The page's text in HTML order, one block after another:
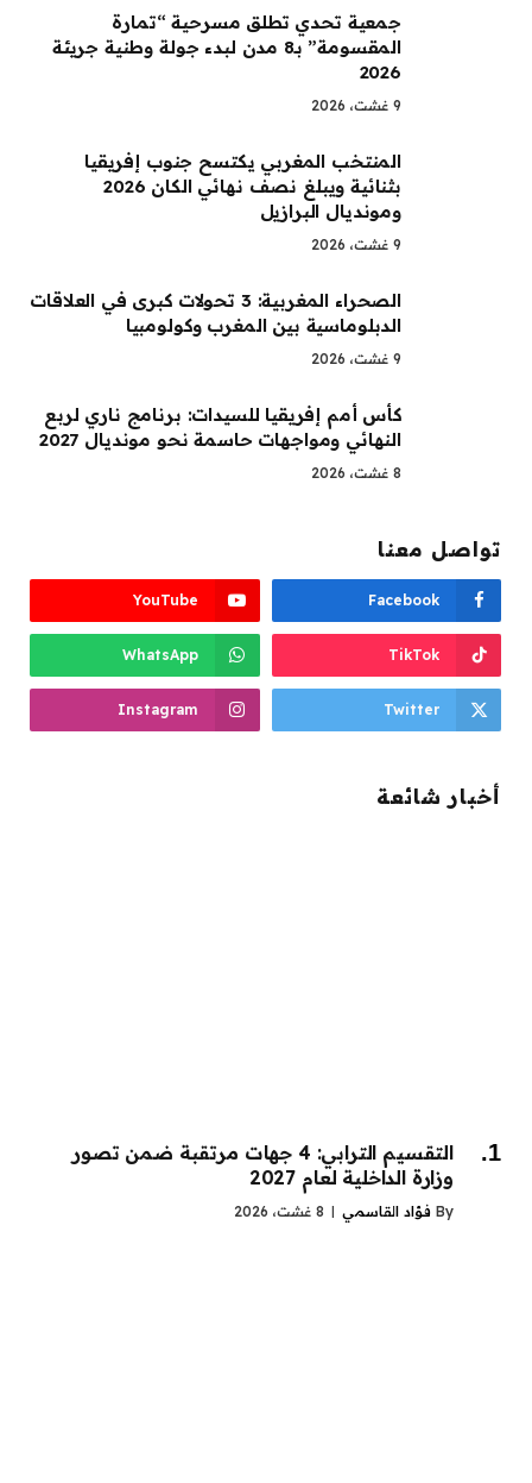
جمعية تحدي تطلق مسرحية “تمارة
المقسومة” بـ8 مدن لبدء جولة وطنية جريئة
2026
9 غشت، 2026
المنتخب المغربي يكتسح جنوب إفريقيا
بثنائية ويبلغ نصف نهائي الكان 2026
ومونديال البرازيل
9 غشت، 2026
الصحراء المغربية: 3 تحولات كبرى في العلاقات
الدبلوماسية بين المغرب وكولومبيا
9 غشت، 2026
كأس أمم إفريقيا للسيدات: برنامج ناري لربع
النهائي ومواجهات حاسمة نحو مونديال 2027
8 غشت، 2026
تواصل معنا
Facebook
YouTube
TikTok
WhatsApp
Twitter
Instagram
أخبار شائعة
التقسيم الترابي: 4 جهات مرتقبة ضمن تصور
وزارة الداخلية لعام 2027
By فؤاد القاسمي 8 غشت، 2026